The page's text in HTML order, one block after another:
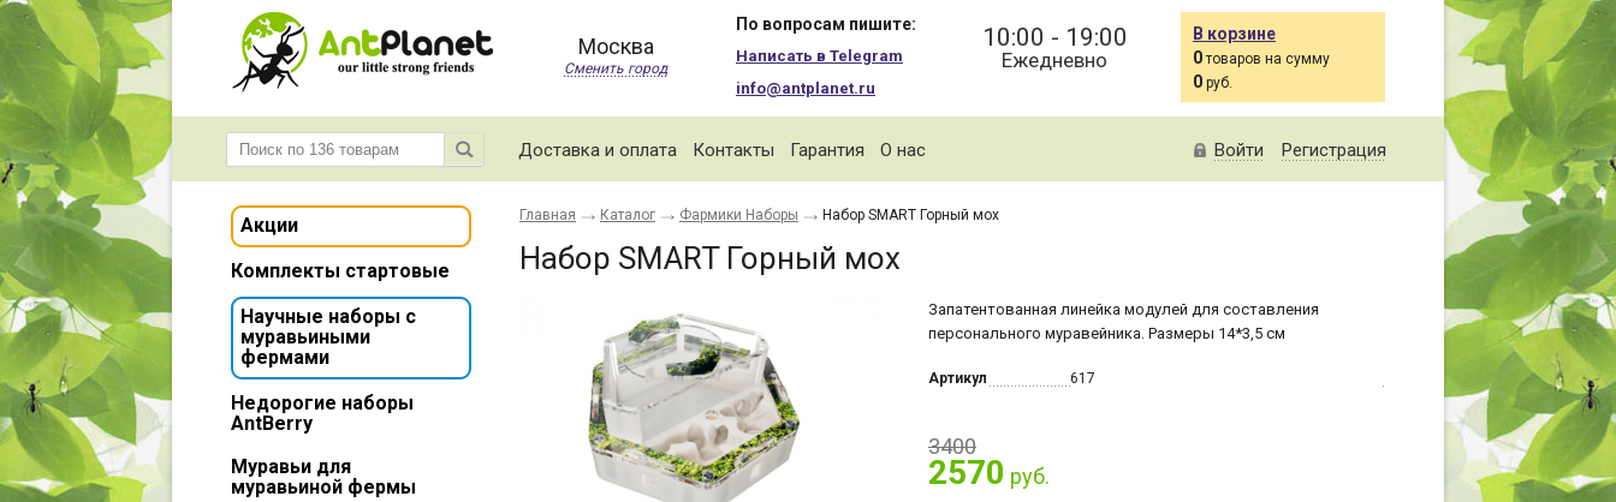
Москва
Сменить город
По вопросам пишите:
Написать в Telegram
info@antplanet.ru
10:00 - 19:00
Ежедневно
В корзине
0товаров на сумму
0 руб.
Доставка и оплата Контакты Гарантия О нас Войти Регистрация
Акции
Комплекты стартовые
Научные наборы с
муравьиными
фермами
Недорогие наборы
AntBerry
Муравьи для
муравьиной фермы
Главная Каталог Фармики Наборы Набор SMART Горный мох
Набор SMART Горный мох
Запатентованная линейка модулей для составления
персонального муравейника. Размеры 14*3,5 см
Артикул 617
3400
2570 руб.